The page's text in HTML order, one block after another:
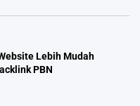
Lebih Mudah
PBN